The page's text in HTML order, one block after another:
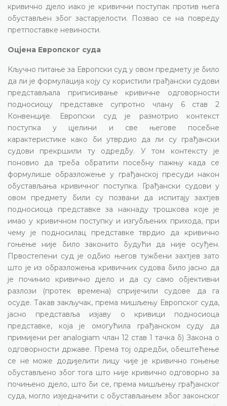
кривично дјело иако је кривични поступак против њега
обустављен због застарјелости. Позвао се на повреду
претпоставке невиности.
Оцјена Европског суда
Кључно питање за Европски суд у овом предмету је било
да ли је формулација коју су користили грађански судови
представљала приписивање кривичне одговорности
подносиоцу представке супротно члану 6 став 2
Конвенције. Европски суд је размотрио контекст
поступка у цјелини и све његове посебне
карактеристике како би утврдио да ли су грађански
судови прекршили ту одредбу. У том контексту је
поновио да треба обратити посебну пажњу када се
формулише образложење у грађанској пресуди након
обустављања кривичног поступка. Грађански судови у
овом предмету били су позвани да испитају захтјев
подносиоца представке за накнаду трошкова које је
имао у кривичном поступку и изгубљених прихода, при
чему је подносилац представке тврдио да кривично
гоњење није било законито будући да није осуђен.
Првостепени суд је одбио његов тужбени захтјев зато
што је из образложења кривичних судова било јасно да
је починио кривично дјело и да су само објективни
разлози (протек времена) спријечили судове да га
осуде. Такав закључак, према мишљењу Европског суда,
јасно представља изјаву о кривици подносиоца
представке, која је омогућила грађанском суду да
примијени per analogiam члан 12 став 1 тачка б) Закона о
одговорности државе. Према тој одредби, обештећење
се не може додијелити лицу чије је кривично гоњење
обустављено због тога што није кривично одговорно за
почињено дјело, што би се, према мишљењу грађанског
суда, могло изједначити с обустављањем због законског